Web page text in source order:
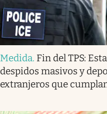
Medida. Fin del TPS:
despidos masivos y
extranjeros que